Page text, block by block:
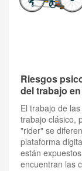
Riesgos
del trabajo
El trabajo de
trabajo clásico,
"rider" se
plataforma
están
encuentran las